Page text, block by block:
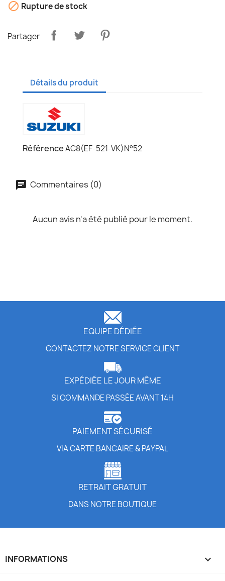
 Rupture de stock
Partager
Détails du produit
RéférenceAC8(EF-521-VK)N°52
Commentaires (0)
Aucun avis n'a été publié pour le moment.
EQUIPE DÉDIÉE
CONTACTEZ NOTRE SERVICE CLIENT
EXPÉDIÉE LE JOUR MÊME
SI COMMANDE PASSÉE AVANT 14H
PAIEMENT SÉCURISÉ
VIA CARTE BANCAIRE & PAYPAL
RETRAIT GRATUIT
DANS NOTRE BOUTIQUE
INFORMATIONS 